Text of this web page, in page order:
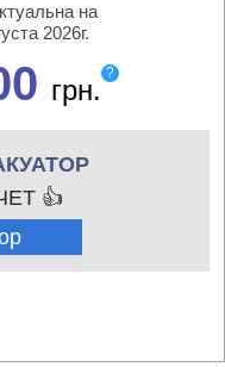
на
2026г.
грн.
?
👍